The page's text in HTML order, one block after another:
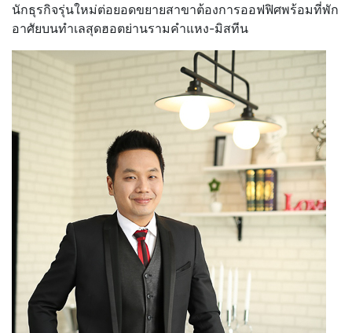
นักธุรกิจรุ่นใหม่ต่อยอดขยายสาขาต้องการออฟฟิศพร้อมที่พัก
อาศัยบนทำเลสุดฮอตย่านรามคำแหง-มิสทีน